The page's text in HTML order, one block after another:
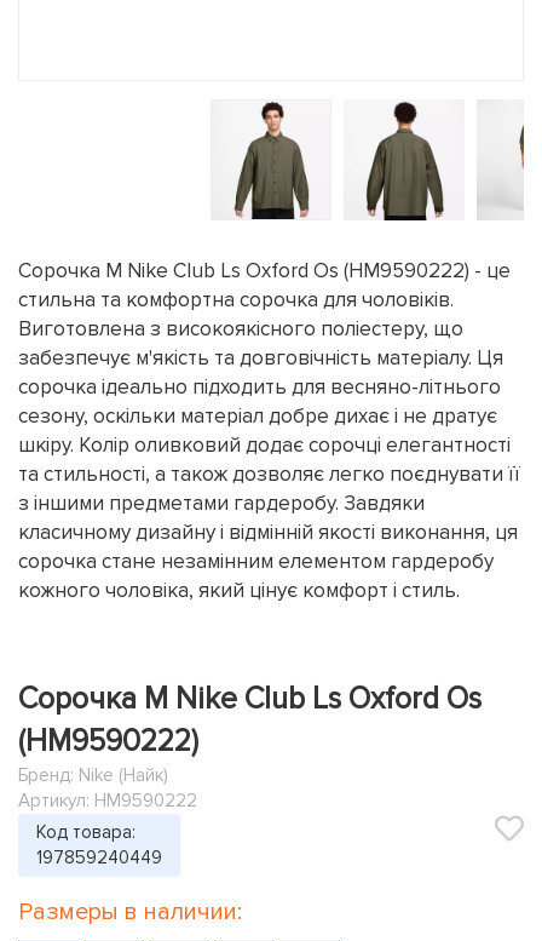
Сорочка M Nike Club Ls Oxford Os (HM9590222) - це
стильна та комфортна сорочка для чоловіків.
Виготовлена з високоякісного поліестеру, що
забезпечує м'якість та довговічність матеріалу. Ця
сорочка ідеально підходить для весняно-літнього
сезону, оскільки матеріал добре дихає і не дратує
шкіру. Колір оливковий додає сорочці елегантності
та стильності, а також дозволяє легко поєднувати її
з іншими предметами гардеробу. Завдяки
класичному дизайну і відмінній якості виконання, ця
сорочка стане незамінним елементом гардеробу
кожного чоловіка, який цінує комфорт і стиль.
Сорочка M Nike Club Ls Oxford Os
(HM9590222)
Бренд: Nike (Найк)
Артикул: HM9590222
Код товара:
197859240449
Размеры в наличии: